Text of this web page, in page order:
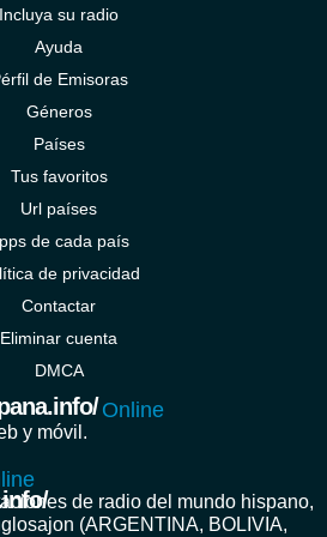
Incluya su radio
Ayuda
de Emisoras
Géneros
Países
Tus favoritos
Url países
de cada país
de privacidad
Contactar
Eliminar cuenta
DMCA
Online
y móvil.
de radio del mundo hispano,
(ARGENTINA, BOLIVIA,